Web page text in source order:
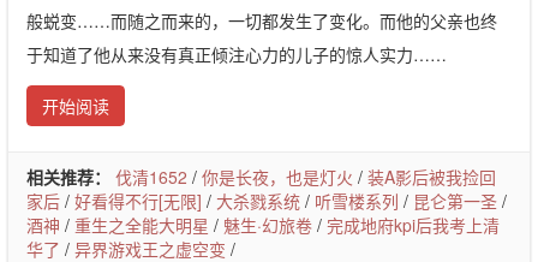
般蜕变……而随之而来的，一切都发生了变化。而他的父亲也终
于知道了他从来没有真正倾注心力的儿子的惊人实力……
开始阅读
相关推荐： 伐清1652 / 你是长夜，也是灯火 / 装A影后被我捡回
家后 / 好看得不行[无限] / 大杀戮系统 / 听雪楼系列 / 昆仑第一圣 /
酒神 / 重生之全能大明星 / 魅生·幻旅卷 / 完成地府kpi后我考上清
华了 / 异界游戏王之虚空变 /